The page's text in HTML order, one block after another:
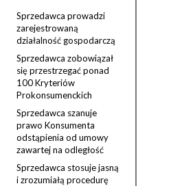
Sprzedawca prowadzi
zarejestrowaną
działalność gospodarczą
Sprzedawca zobowiązał
się przestrzegać ponad
100 Kryteriów
Prokonsumenckich
Sprzedawca szanuje
prawo Konsumenta
odstąpienia od umowy
zawartej na odległość
Sprzedawca stosuje jasną
i zrozumiałą procedurę